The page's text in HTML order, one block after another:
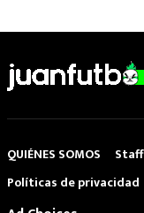
QUIÉNES SOMOS Staff
Políticas de privacidad